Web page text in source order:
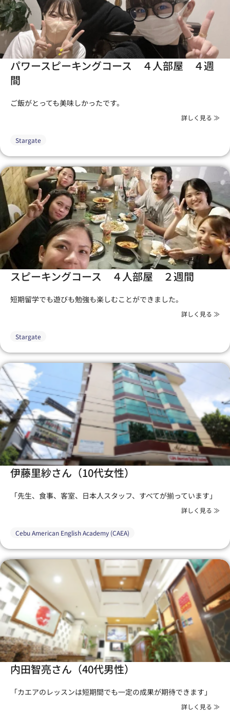
パワースピーキングコース ４人部屋 ４週
間
ご飯がとっても美味しかったです。
詳しく見る ≫
Stargate
スピーキングコース ４人部屋 ２週間
短期留学でも遊びも勉強も楽しむことができました。
詳しく見る ≫
Stargate
伊藤里紗さん（10代女性）
「先生、食事、客室、日本人スタッフ、すべてが揃っています」
詳しく見る ≫
Cebu American English Academy (CAEA)
内田智亮さん（40代男性）
「カエアのレッスンは短期間でも一定の成果が期待できます」
詳しく見る ≫